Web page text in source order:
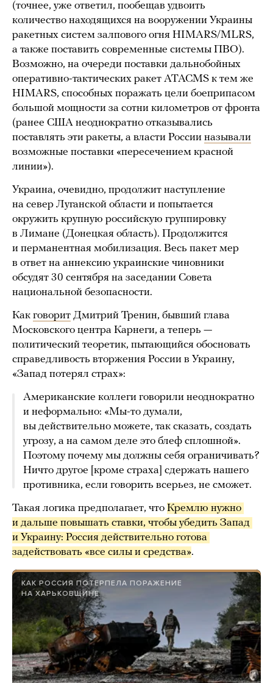
(точнее, уже ответил, пообещав удвоить
количество находящихся на вооружении Украины
ракетных систем залпового огня HIMARS/MLRS,
а также поставить современные системы ПВО).
Возможно, на очереди поставки дальнобойных
оперативно-тактических ракет ATACMS к тем же
HIMARS, способных поражать цели боеприпасом
большой мощности за сотни километров от фронта
(ранее США неоднократно отказывались
поставлять эти ракеты, а власти России называли
возможные поставки «пересечением красной
линии»).
Украина, очевидно, продолжит наступление
на север Луганской области и попытается
окружить крупную российскую группировку
в Лимане (Донецкая область). Продолжится
и перманентная мобилизация. Весь пакет мер
в ответ на аннексию украинские чиновники
обсудят 30 сентября на заседании Совета
национальной безопасности.
Как говорит Дмитрий Тренин, бывший глава
Московского центра Карнеги, а теперь —
политический теоретик, пытающийся обосновать
справедливость вторжения России в Украину,
«Запад потерял страх»:
Американские коллеги говорили неоднократно
и неформально: «Мы-то думали,
вы действительно можете, так сказать, создать
угрозу, а на самом деле это блеф сплошной».
Поэтому почему мы должны себя ограничивать?
Ничто другое [кроме страха] сдержать нашего
противника, если говорить всерьез, не сможет.
Такая логика предполагает, что Кремлю нужно
и дальше повышать ставки, чтобы убедить Запад
и Украину: Россия действительно готова
задействовать «все силы и средства».
КАК РОССИЯ ПОТЕРПЕЛА ПОРАЖЕНИЕ
НА ХАРЬКОВЩИНЕ